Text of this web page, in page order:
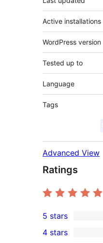
Active installations
WordPress version
Tested up to
Language
Tags
Advanced View
Ratings
1
5-
5 stars
4 stars